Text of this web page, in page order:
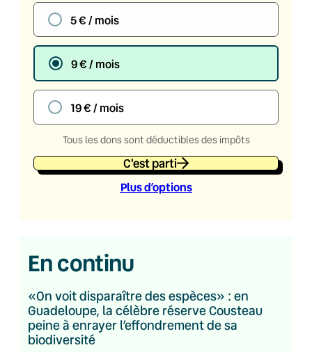
5 € / mois
9 € / mois
19 € / mois
Tous les dons sont déductibles des impôts
C'est parti
Plus d’options
En continu
«On voit disparaître des espèces» : en
Guadeloupe, la célèbre réserve Cousteau
peine à enrayer l’effondrement de sa
biodiversité